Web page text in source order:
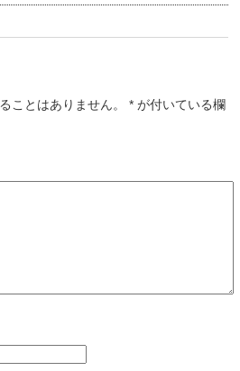
ことはありません。 * が付いている欄